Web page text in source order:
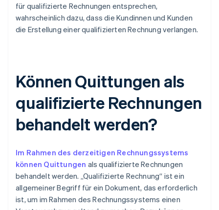
für qualifizierte Rechnungen entsprechen,
wahrscheinlich dazu, dass die Kundinnen und Kunden
die Erstellung einer qualifizierten Rechnung verlangen.
Können Quittungen als
qualifizierte Rechnungen
behandelt werden?
Im Rahmen des derzeitigen Rechnungssystems
können Quittungen als qualifizierte Rechnungen
behandelt werden. „Qualifizierte Rechnung“ ist ein
allgemeiner Begriff für ein Dokument, das erforderlich
ist, um im Rahmen des Rechnungssystems einen